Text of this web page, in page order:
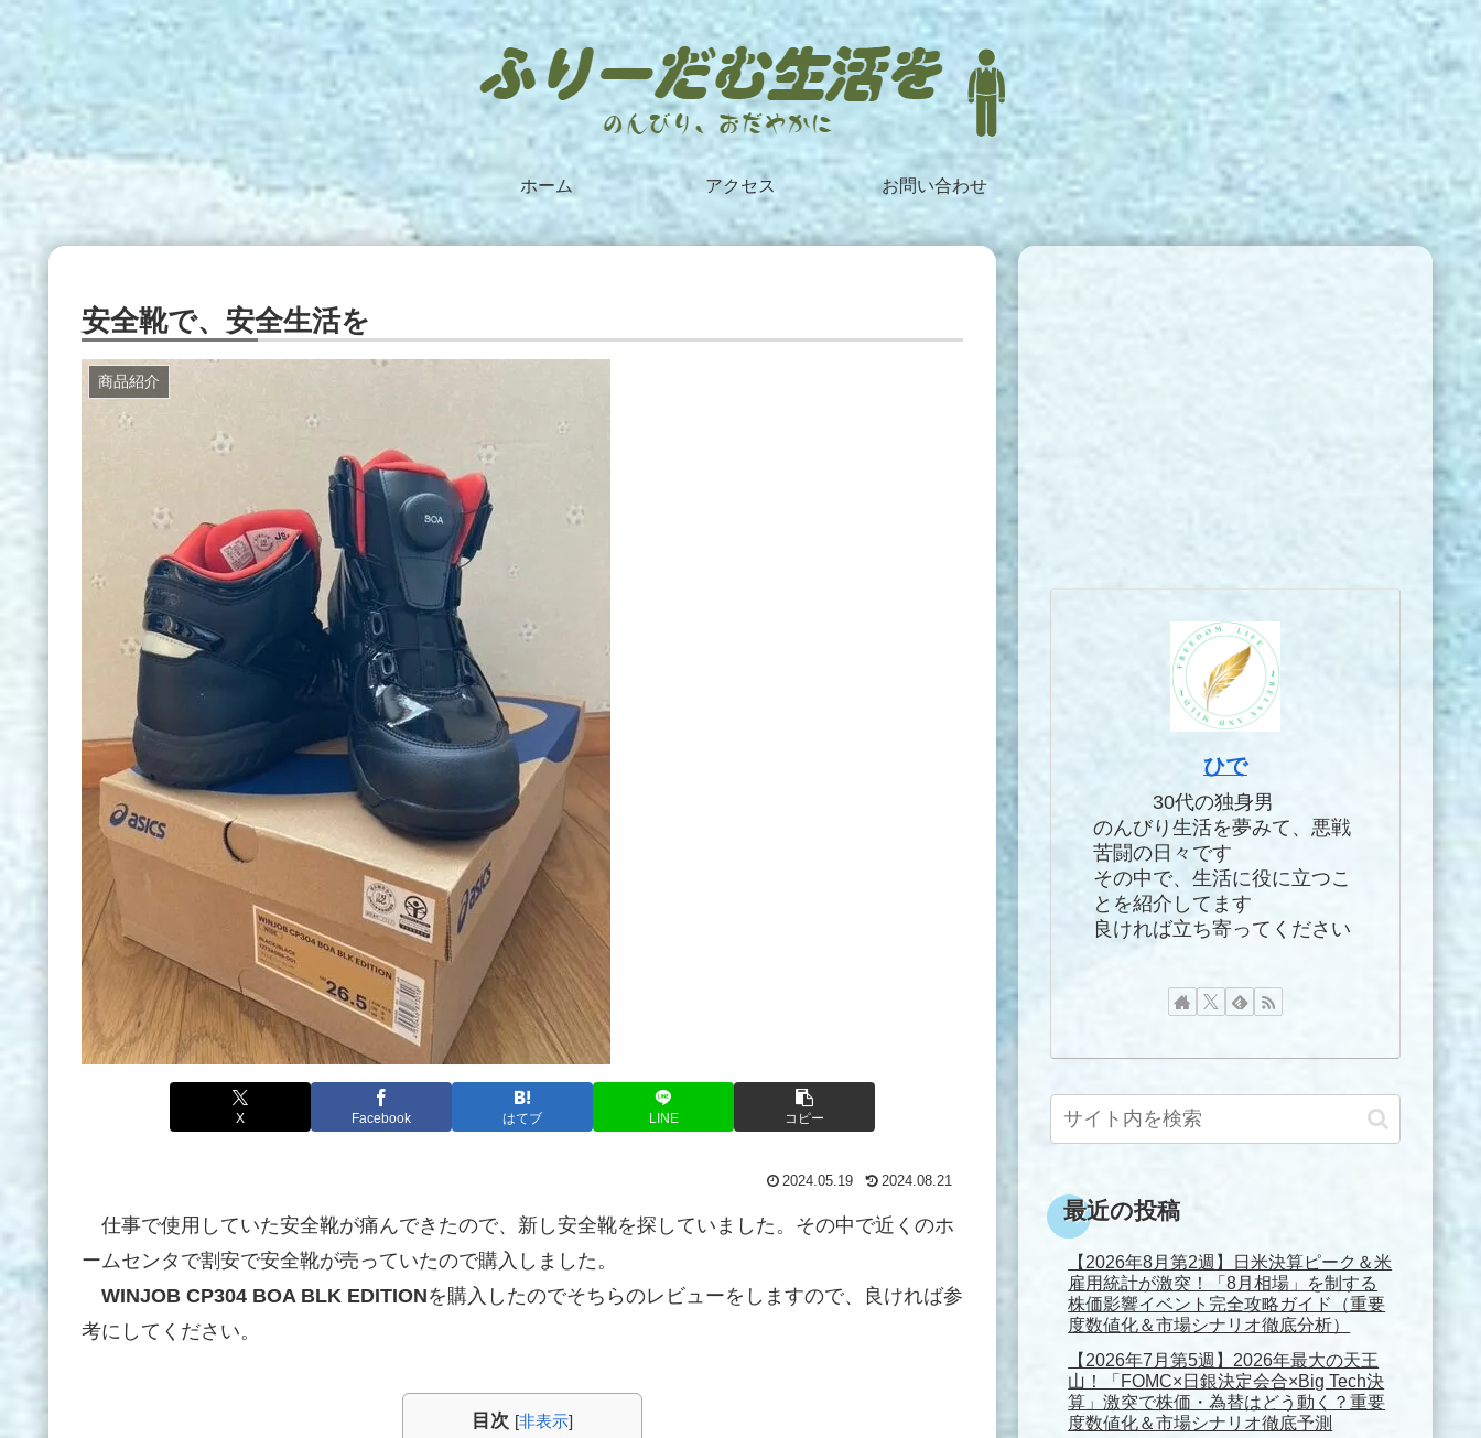
ホーム アクセス お問い合わせ
安全靴で、安全生活を
商品紹介
X Facebook はてブ LINE コピー
2024.05.19 2024.08.21
仕事で使用していた安全靴が痛んできたので、新し安全靴を探していました。その中で近くのホ
ームセンタで割安で安全靴が売っていたので購入しました。
WINJOB CP304 BOA BLK EDITIONを購入したのでそちらのレビューをしますので、良ければ参
考にしてください。
目次 [非表示]
ひで
30代の独身男
のんびり生活を夢みて、悪戦
苦闘の日々です
その中で、生活に役に立つこ
とを紹介してます
良ければ立ち寄ってください
最近の投稿
【2026年8月第2週】日米決算ピーク＆米
雇用統計が激突！「8月相場」を制する
株価影響イベント完全攻略ガイド（重要
度数値化＆市場シナリオ徹底分析）
【2026年7月第5週】2026年最大の天王
山！「FOMC×日銀決定会合×Big Tech決
算」激突で株価・為替はどう動く？重要
度数値化＆市場シナリオ徹底予測